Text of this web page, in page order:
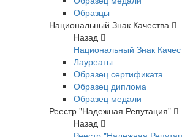
Образцы
Национальный Знак Качества
Назад
Национальный Знак
Лауреаты
Образец сертификата
Образец диплома
Образец медали
Реестр "Надежная Репутация"
Назад